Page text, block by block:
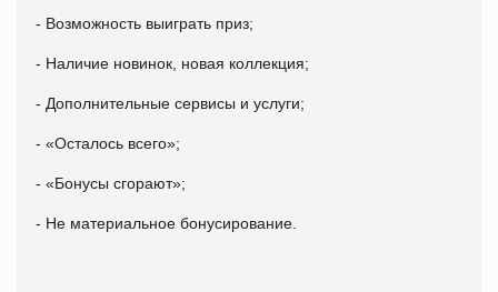
- Возможность выиграть приз;
- Наличие новинок, новая коллекция;
- Дополнительные сервисы и услуги;
- «Осталось всего»;
- «Бонусы сгорают»;
- Не материальное бонусирование.